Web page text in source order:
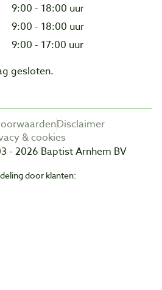
9:00 - 18:00 uur
9:00 - 18:00 uur
9:00 - 17:00 uur
gesloten.
Disclaimer
& cookies
- 2026 Baptist Arnhem BV
door klanten: